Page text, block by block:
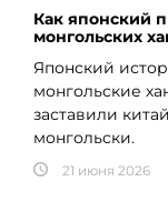
Как японский
монгольских
Японский
монгольские
заставили
монгольски.
21 июня 2026